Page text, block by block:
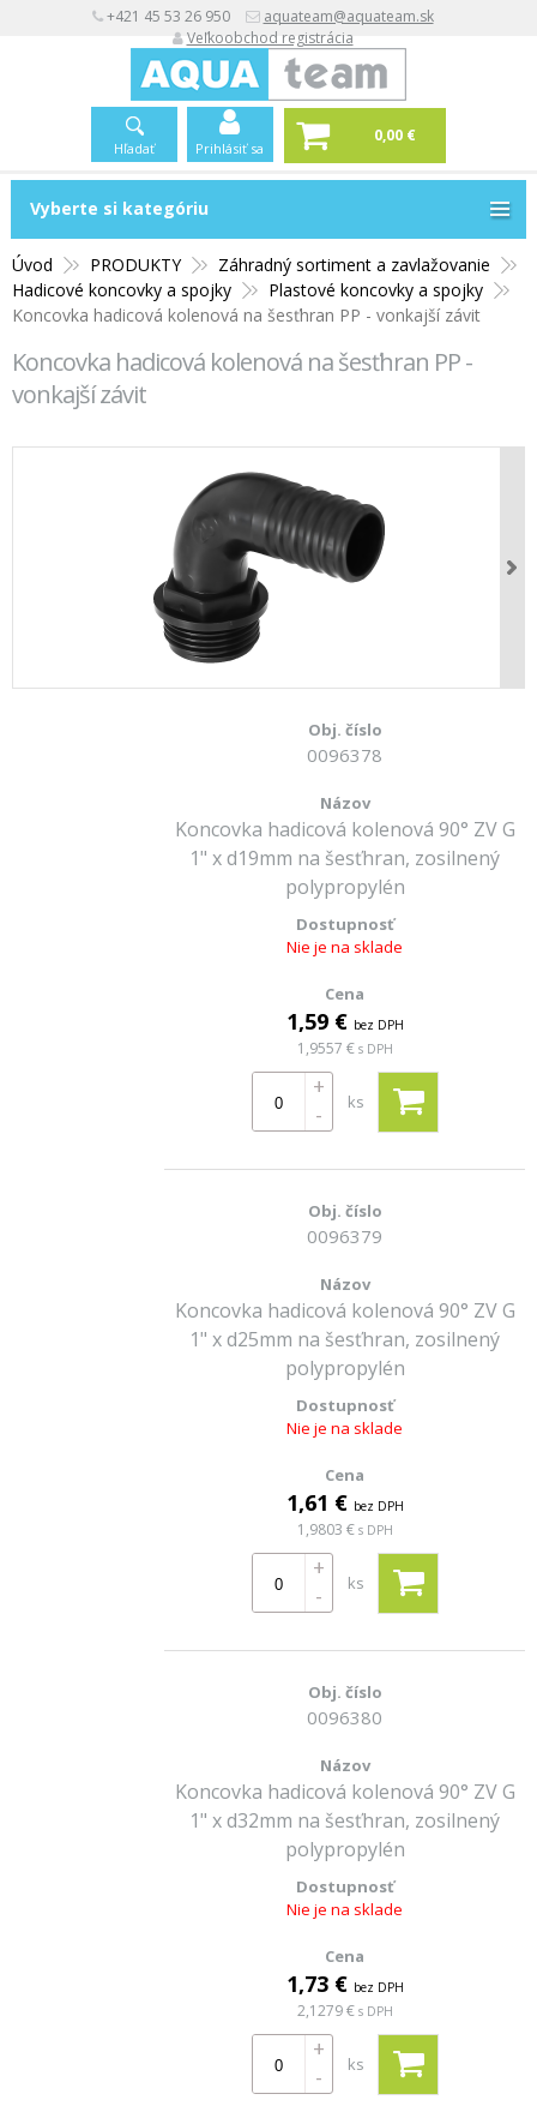
+421 45 53 26 950
aquateam@aquateam.sk
Veľkoobchod registrácia
Hľadať Prihlásiť sa
0,00 €
Vyberte si kategóriu
Úvod PRODUKTY
Záhradný sortiment a zavlažovanie
Hadicové koncovky a spojky
Plastové koncovky a spojky
Koncovka hadicová kolenová na šesťhran PP - vonkajší závit
Koncovka hadicová kolenová na šesťhran PP -
vonkajší závit
0096378
Koncovka hadicová kolenová 90° ZV G
1" x d19mm na šesťhran, zosilnený
polypropylén
Nie je na sklade
1,59 € bez DPH
1,9557 € s DPH
+
-
ks
0096379
Koncovka hadicová kolenová 90° ZV G
1" x d25mm na šesťhran, zosilnený
polypropylén
Nie je na sklade
1,61 € bez DPH
1,9803 € s DPH
+
-
ks
0096380
Koncovka hadicová kolenová 90° ZV G
1" x d32mm na šesťhran, zosilnený
polypropylén
Nie je na sklade
1,73 € bez DPH
2,1279 € s DPH
+
-
ks
Vyberte si kategóriu